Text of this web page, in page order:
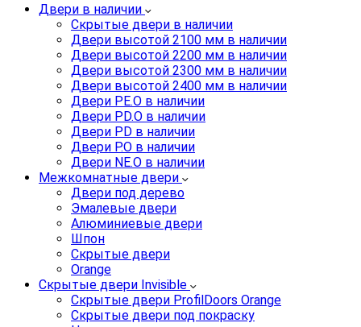
Двери в наличии
Скрытые двери в наличии
Двери высотой 2100 мм в наличии
Двери высотой 2200 мм в наличии
Двери высотой 2300 мм в наличии
Двери высотой 2400 мм в наличии
Двери PE.O в наличии
Двери PD.O в наличии
Двери PD в наличии
Двери P.O в наличии
Двери NE.O в наличии
Межкомнатные двери
Двери под дерево
Эмалевые двери
Алюминиевые двери
Шпон
Скрытые двери
Orange
Скрытые двери Invisible
Скрытые двери ProfilDoors Orange
Скрытые двери под покраску